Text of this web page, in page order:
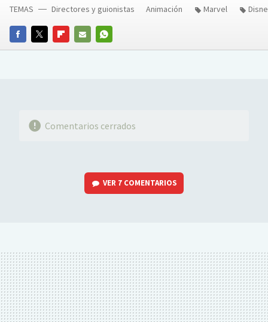
FACEBOOKTWITTERFLIPBOARD
E-
WHATSAPP
TEMAS Directores y guionistas Animación Marvel
Comentarios cerrados
VER 7 COMENTARIOS